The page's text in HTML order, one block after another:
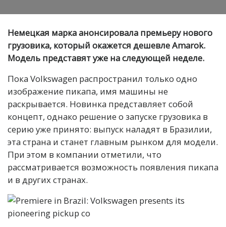
Немецкая марка анонсировала премьеру нового
грузовика, который окажется дешевле Amarok.
Модель представят уже на следующей неделе.
Пока Volkswagen распространил только одно
изображение пикапа, имя машины не
раскрывается. Новинка представляет собой
концепт, однако решение о запуске грузовика в
серию уже принято: выпуск наладят в Бразилии,
эта страна и станет главным рынком для модели.
При этом в компании отметили, что
рассматривается возможность появления пикапа
и в других странах.